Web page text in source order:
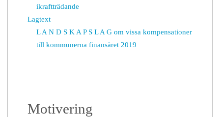
ikraftträdande
Lagtext
L A N D S K A P S L A G om vissa kompensationer
till kommunerna finansåret 2019
Motivering